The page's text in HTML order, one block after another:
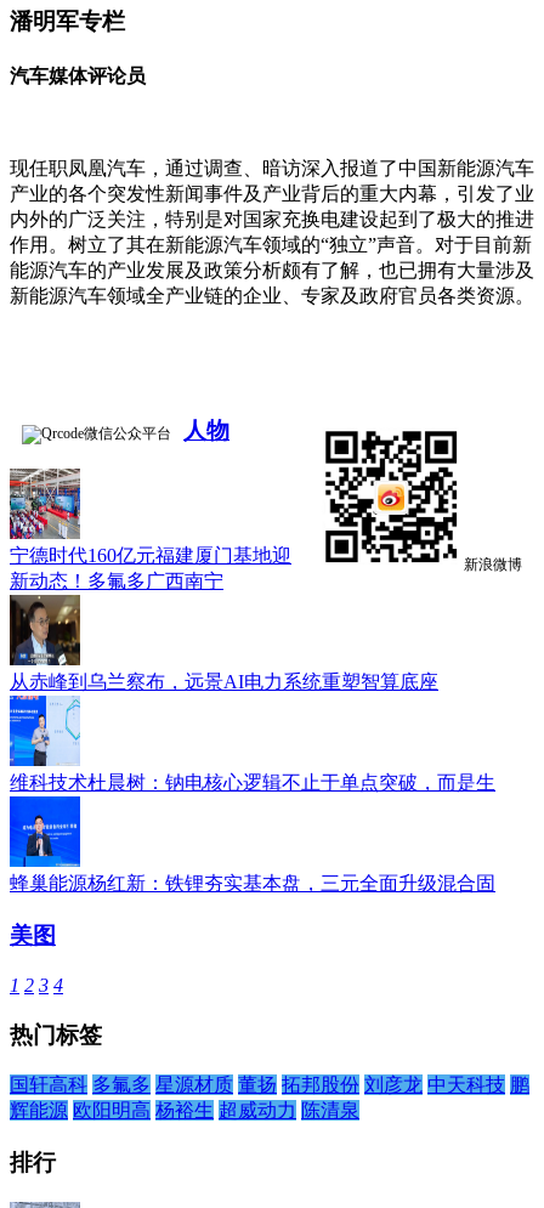
潘明军专栏
汽车媒体评论员
现任职凤凰汽车，通过调查、暗访深入报道了中国新能源汽车
产业的各个突发性新闻事件及产业背后的重大内幕，引发了业
内外的广泛关注，特别是对国家充换电建设起到了极大的推进
作用。树立了其在新能源汽车领域的“独立”声音。对于目前新
能源汽车的产业发展及政策分析颇有了解，也已拥有大量涉及
新能源汽车领域全产业链的企业、专家及政府官员各类资源。
微信公众平台
新浪微博
人物
宁德时代160亿元福建厦门基地迎
新动态！多氟多广西南宁
从赤峰到乌兰察布，远景AI电力系统重塑智算底座
维科技术杜晨树：钠电核心逻辑不止于单点突破，而是生
蜂巢能源杨红新：铁锂夯实基本盘，三元全面升级混合固
美图
1 2 3 4
热门标签
国轩高科 多氟多 星源材质 董扬 拓邦股份 刘彦龙 中天科技 鹏
辉能源 欧阳明高 杨裕生 超威动力 陈清泉
排行